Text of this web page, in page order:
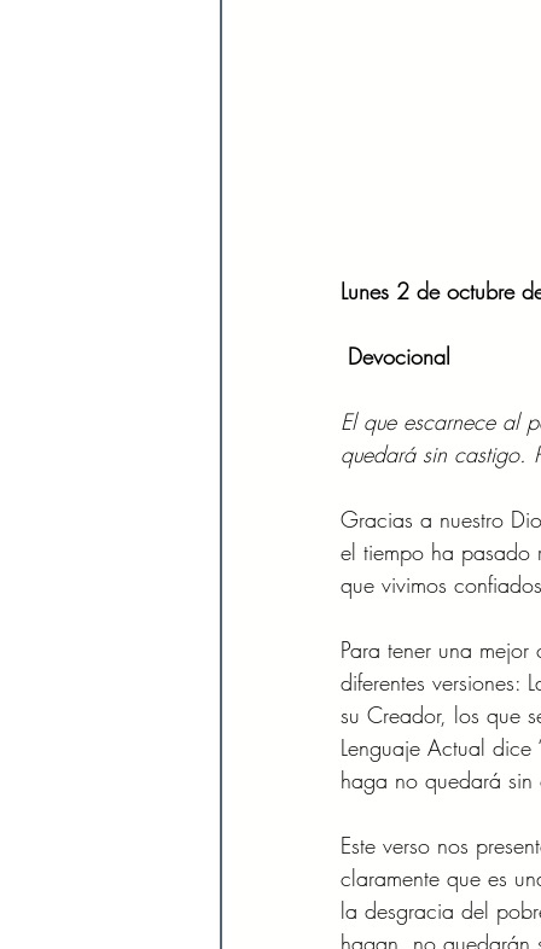
Lunes 2 de octubre
Devocional
El que escarnece al
quedará sin castigo.
Gracias a nuestro
el tiempo ha pasado
que vivimos
Para tener una
diferentes versiones:
su Creador, los que
Lenguaje Actual
haga no quedará sin
Este verso nos
claramente que es
la desgracia del